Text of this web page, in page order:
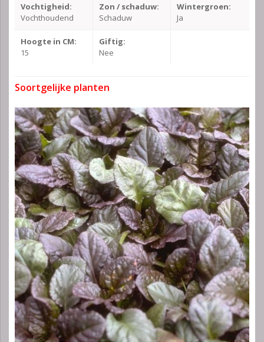
Vochtigheid:
Vochthoudend
Zon / schaduw:
Schaduw
Wintergroen:
Ja
Hoogte in CM:
15
Giftig:
Nee
Soortgelijke planten